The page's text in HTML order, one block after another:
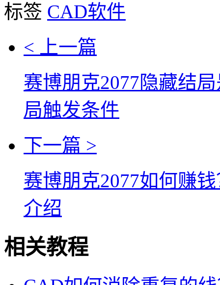
标签 CAD软件
< 上一篇
赛博朋克2077隐藏结
局触发条件
下一篇 >
赛博朋克2077如何赚
介绍
相关教程